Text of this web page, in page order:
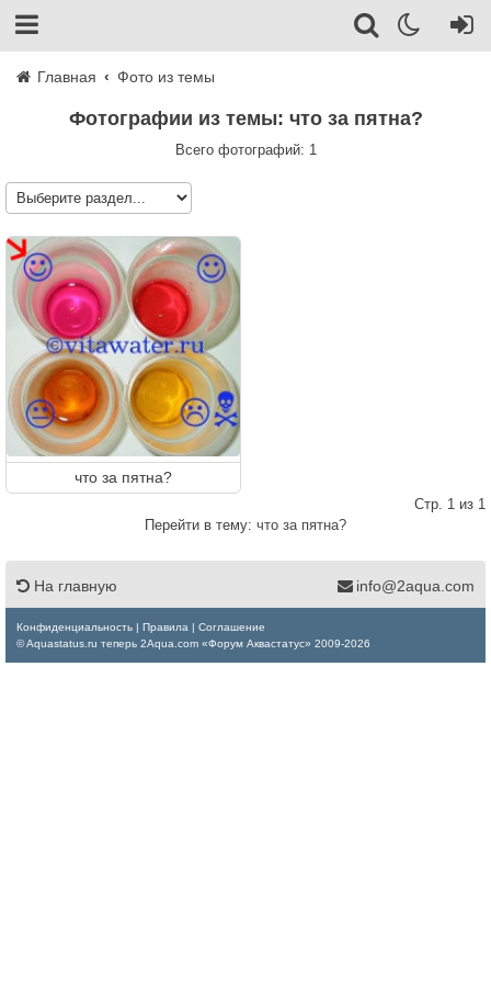
Главная Фото из темы
Фотографии из темы: что за пятна?
Всего фотографий: 1
что за пятна?
Стр. 1 из 1
Перейти в тему: что за пятна?
На главную info@2aqua.com
Конфиденциальность Правила
Соглашение
© Aquastatus.ru теперь 2Aqua.com «Форум Аквастатус» 2009-2026